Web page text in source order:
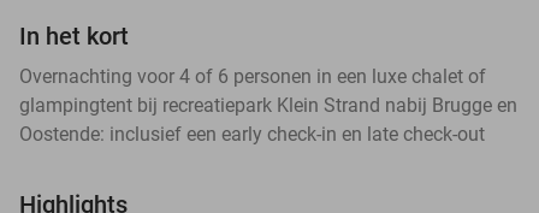
In het kort
Overnachting voor 4 of 6 personen in een luxe chalet of
glampingtent bij recreatiepark Klein Strand nabij Brugge en
Oostende: inclusief een early check-in en late check-out
Highlights